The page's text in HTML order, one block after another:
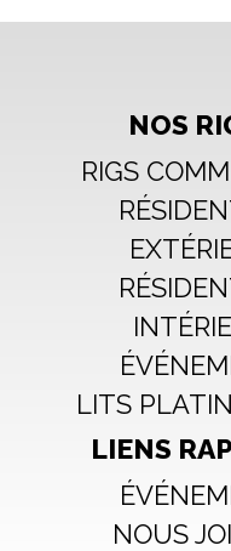
12' x9' x51''
NOS
RIGS
LITS
LIENS
NOUS